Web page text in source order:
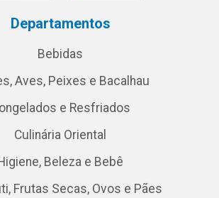
Departamentos
Bebidas
Aves, Peixes e Bacalhau
e Resfriados
Culinária Oriental
Beleza e Bebê
Frutas Secas, Ovos e Pães